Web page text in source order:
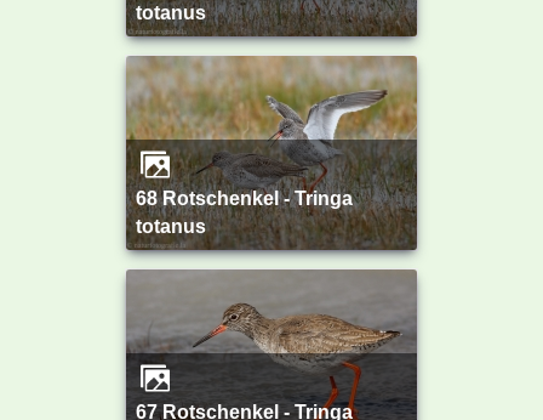
totanus
68 Rotschenkel - Tringa
totanus
67 Rotschenkel - Tringa